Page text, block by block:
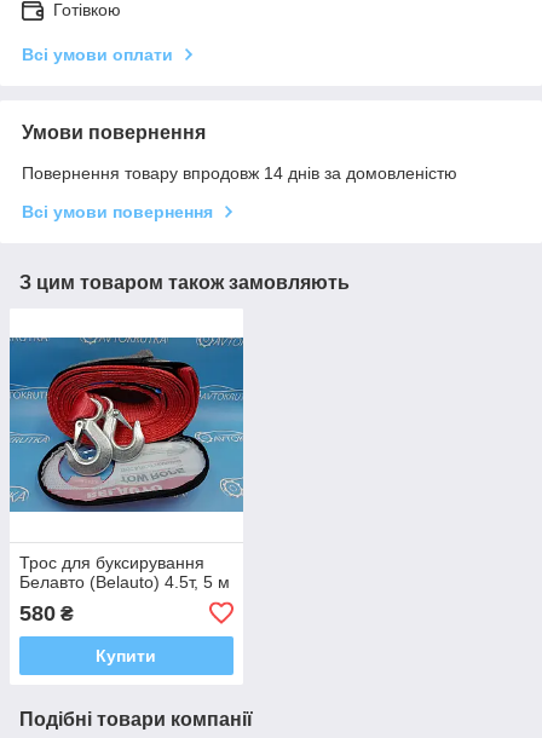
Готівкою
Всі умови оплати
Умови повернення
Повернення товару впродовж 14 днів за домовленістю
Всі умови повернення
З цим товаром також замовляють
Трос для буксирування
Белавто (Belauto) 4.5т, 5 м
580 ₴
Купити
Подібні товари компанії